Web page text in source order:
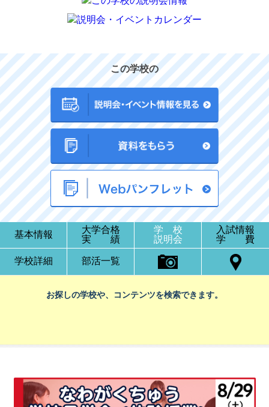
この学校の
基本情報
大学合格
実 績
学 校
説明会
入試情報
学 費
学校詳細 部活一覧
お探しの学校や、コンテンツを検索できます。